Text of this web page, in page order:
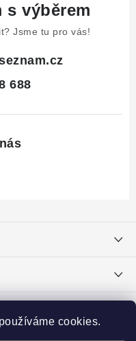
cookies.
s výběrem
Jsme tu pro vás!
688